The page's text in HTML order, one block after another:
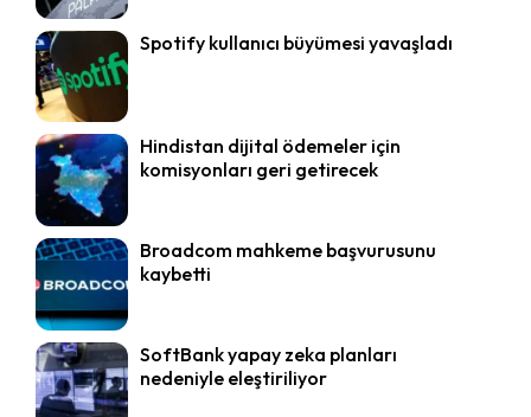
Spotify kullanıcı büyümesi yavaşladı
Hindistan dijital ödemeler için
komisyonları geri getirecek
Broadcom mahkeme başvurusunu
kaybetti
SoftBank yapay zeka planları
nedeniyle eleştiriliyor